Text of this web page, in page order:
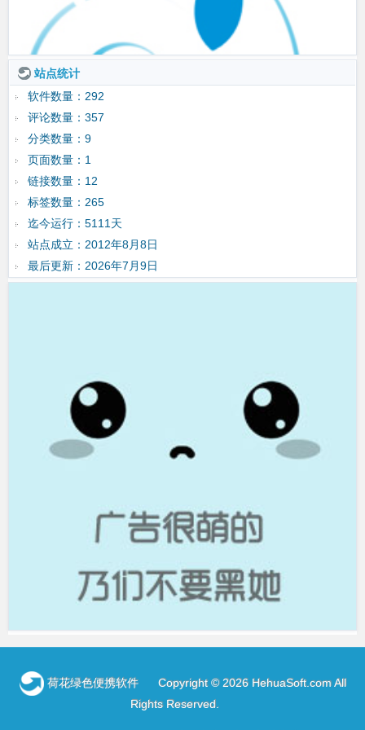
站点统计
软件数量：292
评论数量：357
分类数量：9
页面数量：1
链接数量：12
标签数量：265
迄今运行：5111天
站点成立：2012年8月8日
最后更新：2026年7月9日
荷花绿色便携软件
Copyright © 2026 HehuaSoft.com All
Rights Reserved.